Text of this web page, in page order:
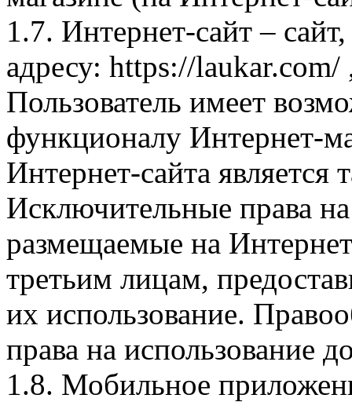
1.7. Интернет-сайт –
адресу: https://laukar.com/
Пользователь имеет
функционалу Интернет-
Интернет-сайта
Исключительные права
размещаемые на
третьим лицам,
их использование.
права на использование
1.8. Мобильное